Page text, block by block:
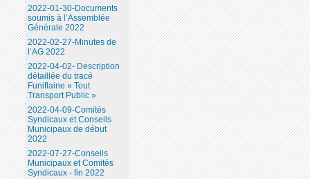
2022-01-30-Documents
soumis à l’Assemblée
Générale 2022
2022-02-27-Minutes de
l’AG 2022
2022-04-02- Description
détaillée du tracé
Funiflaine « Tout
Transport Public »
2022-04-09-Comités
Syndicaux et Conseils
Municipaux de début
2022
2022-07-27-Conseils
Municipaux et Comités
Syndicaux - fin 2022